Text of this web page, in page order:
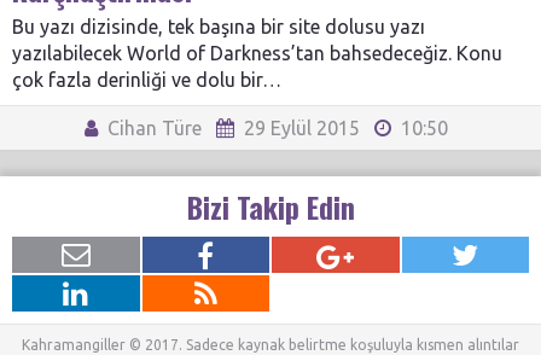
Bu yazı dizisinde, tek başına bir site dolusu yazı
yazılabilecek World of Darkness’tan bahsedeceğiz. Konu
çok fazla derinliği ve dolu bir…
Cihan Türe 29 Eylül 2015 10:50
Bizi Takip Edin
Kahramangiller © 2017. Sadece kaynak belirtme koşuluyla kısmen alıntılar